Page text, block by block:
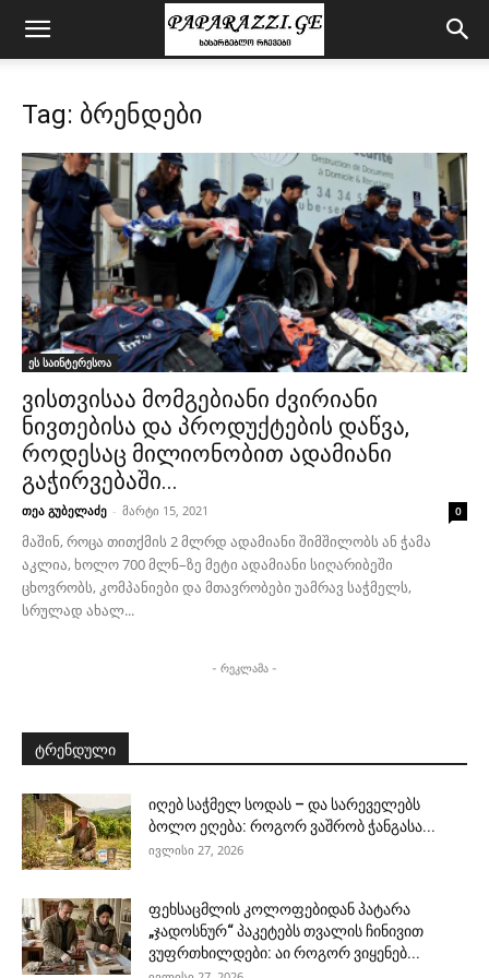
Tag: ბრენდები
ეს საინტერესოა
ვისთვისაა მომგებიანი ძვირიანი
ნივთებისა და პროდუქტების დაწვა,
როდესაც მილიონობით ადამიანი
გაჭირვებაში...
თეა გუბელაძე - მარტი 15, 2021 0
მაშინ, როცა თითქმის 2 მლრდ ადამიანი შიმშილობს ან ჭამა
აკლია, ხოლო 700 მლნ–ზე მეტი ადამიანი სიღარიბეში
ცხოვრობს, კომპანიები და მთავრობები უამრავ საჭმელს,
სრულად ახალ...
- რეკლამა -
ტრენდული
იღებ საჭმელ სოდას – და სარეველებს
ბოლო ეღება: როგორ ვაშრობ ჭანგასა...
ივლისი 27, 2026
ფეხსაცმლის კოლოფებიდან პატარა
„ჯადოსნურ“ პაკეტებს თვალის ჩინივით
ვუფრთხილდები: აი როგორ ვიყენებ...